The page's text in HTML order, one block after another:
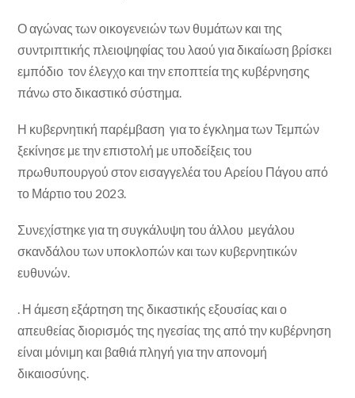
Ο αγώνας των οικογενειών των θυμάτων και της
συντριπτικής πλειοψηφίας του λαού για δικαίωση βρίσκει
εμπόδιο τον έλεγχο και την εποπτεία της κυβέρνησης
πάνω στο δικαστικό σύστημα.
Η κυβερνητική παρέμβαση για το έγκλημα των Τεμπών
ξεκίνησε με την επιστολή με υποδείξεις του
πρωθυπουργού στον εισαγγελέα του Αρείου Πάγου από
το Μάρτιο του 2023.
Συνεχίστηκε για τη συγκάλυψη του άλλου μεγάλου
σκανδάλου των υποκλοπών και των κυβερνητικών
ευθυνών.
. Η άμεση εξάρτηση της δικαστικής εξουσίας και ο
απευθείας διορισμός της ηγεσίας της από την κυβέρνηση
είναι μόνιμη και βαθιά πληγή για την απονομή
δικαιοσύνης.